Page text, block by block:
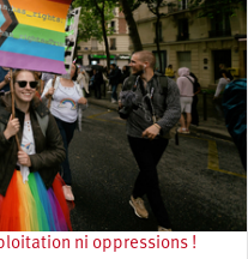
ni oppressions !